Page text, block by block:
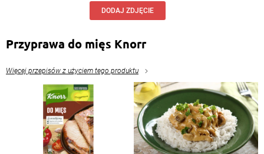
DODAJ ZDJĘCIE
Przyprawa do mięs Knorr
Więcej przepisów z użyciem tego produktu